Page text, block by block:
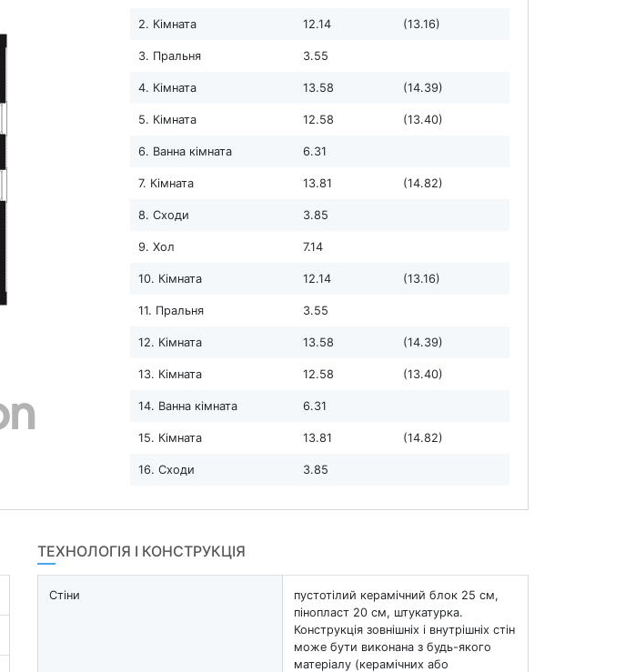
2. Кімната 12.14 (13.16)
3. Пральня 3.55
4. Кімната 13.58 (14.39)
5. Кімната 12.58 (13.40)
6. Ванна кімната 6.31
7. Кімната 13.81 (14.82)
8. Сходи 3.85
9. Хол 7.14
10. Кімната 12.14 (13.16)
11. Пральня 3.55
12. Кімната 13.58 (14.39)
13. Кімната 12.58 (13.40)
14. Ванна кімната 6.31
15. Кімната 13.81 (14.82)
16. Сходи 3.85
ТЕХНОЛОГІЯ І КОНСТРУКЦІЯ
Стіни
пустотілий керамічний блок 25 см,
пінопласт 20 см, штукатурка.
Конструкція зовнішніх і внутрішніх стін
може бути виконана з будь-якого
матеріалу (керамічних або